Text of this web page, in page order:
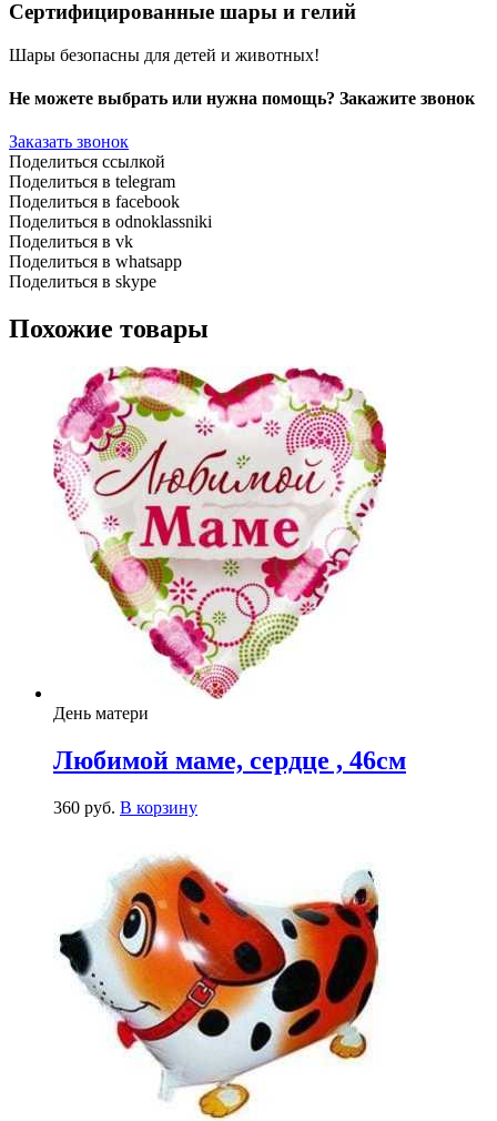
Сертифицированные шары и гелий
Шары безопасны для детей и животных!
Не можете выбрать или нужна помощь? Закажите звонок
Заказать звонок
Поделиться ссылкой
Поделиться в telegram
Поделиться в facebook
Поделиться в odnoklassniki
Поделиться в vk
Поделиться в whatsapp
Поделиться в skype
Похожие товары
День матери
Любимой маме, сердце , 46см
360 руб. В корзину